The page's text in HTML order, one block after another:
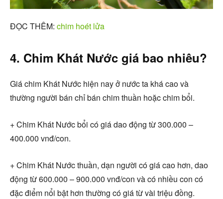
ĐỌC THÊM: chim hoét lửa
4. Chim Khát Nước giá bao nhiêu?
Giá chim Khát Nước hiện nay ở nước ta khá cao và
thường người bán chỉ bán chim thuần hoặc chim bổi.
+ Chim Khát Nước bổi có giá dao động từ 300.000 –
400.000 vnđ/con.
+ Chim Khát Nước thuần, dạn người có giá cao hơn, dao
động từ 600.000 – 900.000 vnđ/con và có nhiều con có
đặc điểm nổi bật hơn thường có giá từ vài triệu đồng.